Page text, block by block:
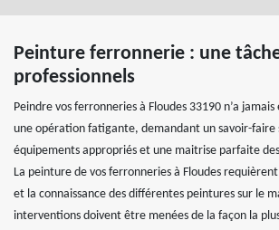
Peinture ferronnerie : une
professionnels
Peindre vos ferronneries à Floudes 33190 n’a jamais
une opération fatigante, demandant un savoir-faire
équipements appropriés et une maitrise parfaite
La peinture de vos ferronneries à Floudes
et la connaissance des différentes peintures sur le
interventions doivent être menées de la façon la